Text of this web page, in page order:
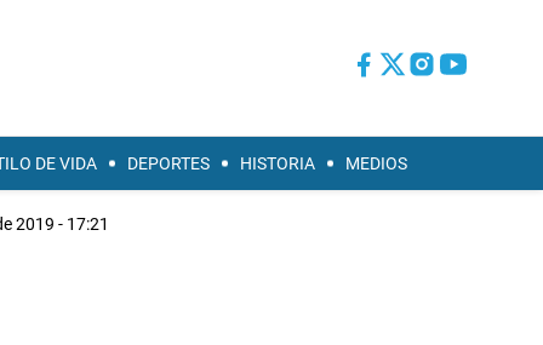
DE VIDA DEPORTES HISTORIA MEDIOS
2019 - 17:21